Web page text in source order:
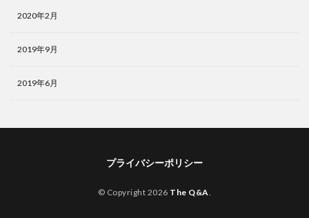
2020年2月
2019年9月
2019年6月
プライバシーポリシー
© Copyright 2026 The Q&A.